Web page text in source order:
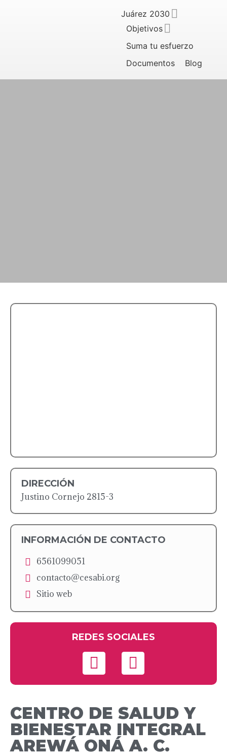
Juárez 2030
Objetivos
Suma tu esfuerzo
Documentos
Blog
DIRECCIÓN
Justino Cornejo 2815-3
INFORMACIÓN DE CONTACTO
6561099051
contacto@cesabi.org
Sitio web
REDES SOCIALES
CENTRO DE SALUD Y
BIENESTAR INTEGRAL
AREWÁ ONÁ A. C.